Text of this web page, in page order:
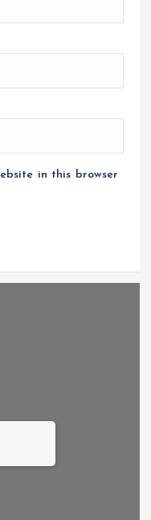
in this browser